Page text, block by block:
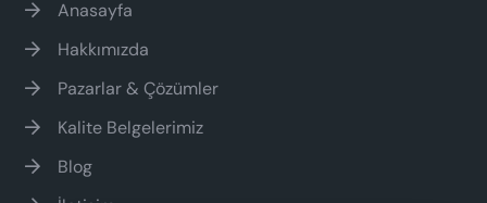
Anasayfa
Hakkımızda
Pazarlar & Çözümler
Kalite Belgelerimiz
Blog